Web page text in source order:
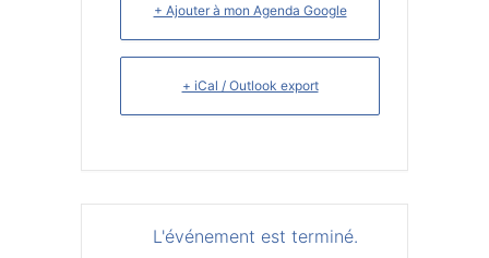
+ Ajouter à mon Agenda Google
+ iCal / Outlook export
L'événement est terminé.